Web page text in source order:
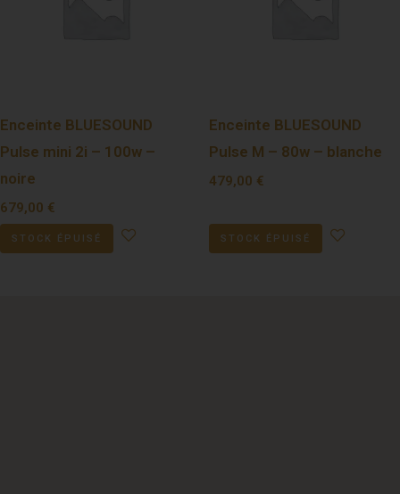
Enceinte BLUESOUND
Pulse mini 2i – 100w –
noire
679,00 €
STOCK ÉPUISÉ
Enceinte BLUESOUND
Pulse M – 80w – blanche
479,00 €
STOCK ÉPUISÉ